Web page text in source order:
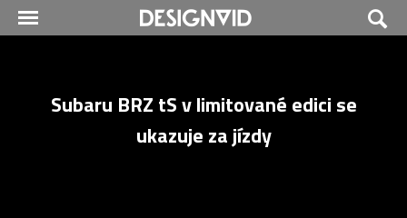
Subaru BRZ tS v limitované edici se
ukazuje za jízdy